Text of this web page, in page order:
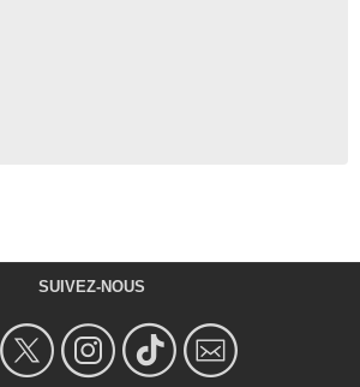
SUIVEZ-NOUS